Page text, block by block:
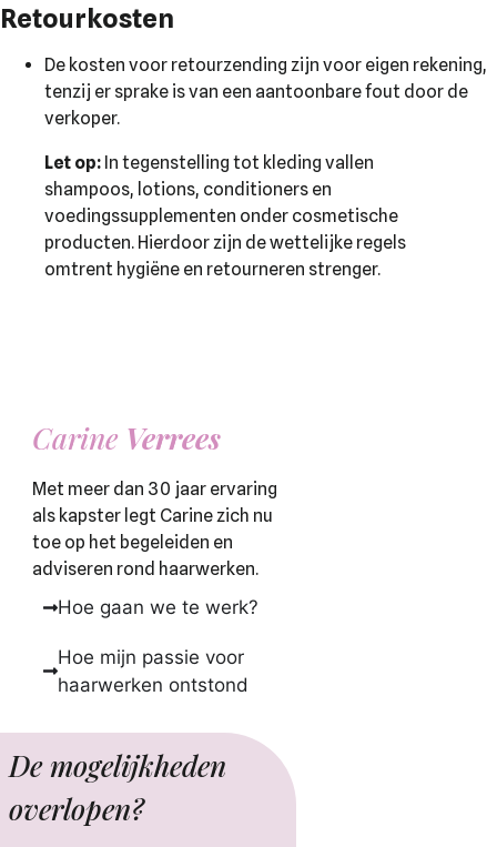
Retourkosten
De kosten voor retourzending zijn voor eigen rekening,
tenzij er sprake is van een aantoonbare fout door de
verkoper.
Let op: In tegenstelling tot kleding vallen
shampoos, lotions, conditioners en
voedingssupplementen onder cosmetische
producten. Hierdoor zijn de wettelijke regels
omtrent hygiëne en retourneren strenger.
Carine Verrees
Met meer dan 30 jaar ervaring
als kapster legt Carine zich nu
toe op het begeleiden en
adviseren rond haarwerken.
Hoe gaan we te werk?
Hoe mijn passie voor
haarwerken ontstond
De mogelijkheden
overlopen?